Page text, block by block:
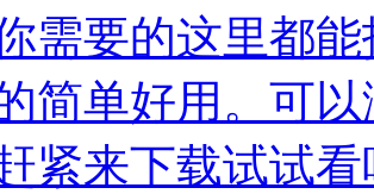
需要的这里都
简单好用。可
紧来下载试试